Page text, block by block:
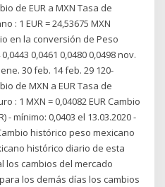
de EUR a MXN Tasa de
: 1 EUR = 24,53675 MXN
en la conversión de Peso
0,0461 0,0480 0,0498 nov.
30 feb. 14 feb. 29 120-
de MXN a EUR Tasa de
: 1 MXN = 0,04082 EUR Cambio
- mínimo: 0,0403 el 13.03.2020 -
histórico peso mexicano
histórico diario de esta
los cambios del mercado
los demás días los cambios